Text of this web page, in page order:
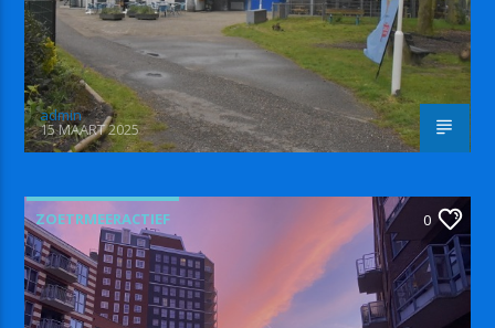
admin
15 MAART 2025
ZOETRMEERACTIEF 0